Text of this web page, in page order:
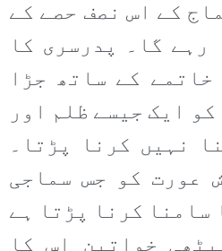
کے اس نصف حصے کے
گا۔ پدرسری کا
کے ساتھ جڑا
ایک جیسے ظلم اور
نہیں کرنا پڑتا۔
عورت کو جس سماجی
سامنا کرنا پڑتا ہے